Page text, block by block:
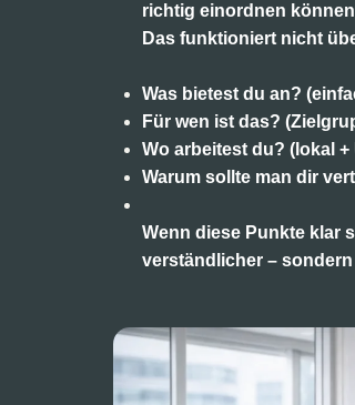
richtig einordnen
Das funktioniert nicht
Was bietest du an?
Für wen ist das?
Wo arbeitest du? (lokal
Warum sollte man dir
Wenn diese Punkte klar
verständlicher –